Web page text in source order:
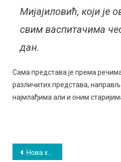
Мијајиловић, који је
свим васпитачима
дан.
Сама представа је према
различитих представа,
најмлађима али и оним
Кретање
Нова хапшења због кокаина